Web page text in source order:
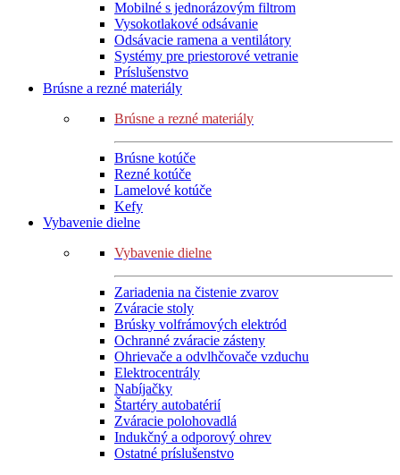
Mobilné s jednorázovým filtrom
Vysokotlakové odsávanie
Odsávacie ramena a ventilátory
Systémy pre priestorové vetranie
Príslušenstvo
Brúsne a rezné materiály
Brúsne a rezné materiály
Brúsne kotúče
Rezné kotúče
Lamelové kotúče
Kefy
Vybavenie dielne
Vybavenie dielne
Zariadenia na čistenie zvarov
Zváracie stoly
Brúsky volfrámových elektród
Ochranné zváracie zásteny
Ohrievače a odvlhčovače vzduchu
Elektrocentrály
Nabíjačky
Štartéry autobatérií
Zváracie polohovadlá
Indukčný a odporový ohrev
Ostatné príslušenstvo